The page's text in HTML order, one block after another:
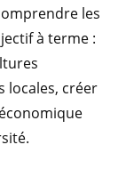
les
à terme :
locales, créer